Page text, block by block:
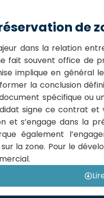
de
dans la relation
fait souvent office de
implique en général
la conclusion
spécifique ou
signe ce contrat
et s’engage dans la
également
la zone. Pour le